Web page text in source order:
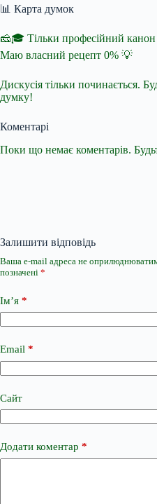
📊 Карта думок
🧀🎓 Тільки професійний
Маю власний рецепт 0% 💡
Дискусія тільки починається.
думку!
Коментарі
Поки що немає коментарів.
Залишити відповідь
Ваша e-mail адреса не
позначені *
Ім’я *
Email *
Сайт
Додати коментар *